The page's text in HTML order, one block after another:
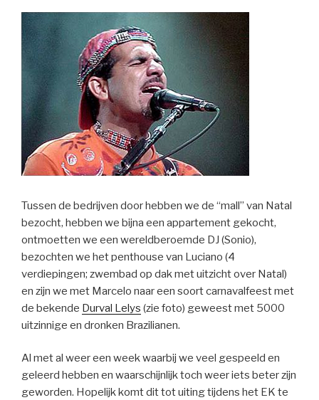
Tussen de bedrijven door hebben we de “mall” van Natal
bezocht, hebben we bijna een appartement gekocht,
ontmoetten we een wereldberoemde DJ (Sonio),
bezochten we het penthouse van Luciano (4
verdiepingen; zwembad op dak met uitzicht over Natal)
en zijn we met Marcelo naar een soort carnavalfeest met
de bekende Durval Lelys (zie foto) geweest met 5000
uitzinnige en dronken Brazilianen.
Al met al weer een week waarbij we veel gespeeld en
geleerd hebben en waarschijnlijk toch weer iets beter zijn
geworden. Hopelijk komt dit tot uiting tijdens het EK te